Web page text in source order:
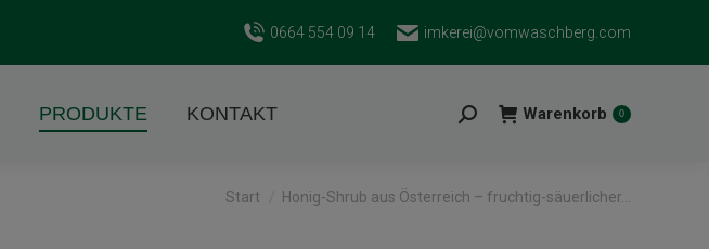
0664 554 09 14 imkerei@vomwaschberg.com
PRODUKTE KONTAKT Search: Warenkorb 0
Start Honig-Shrub aus Österreich – fruchtig-säuerlicher…